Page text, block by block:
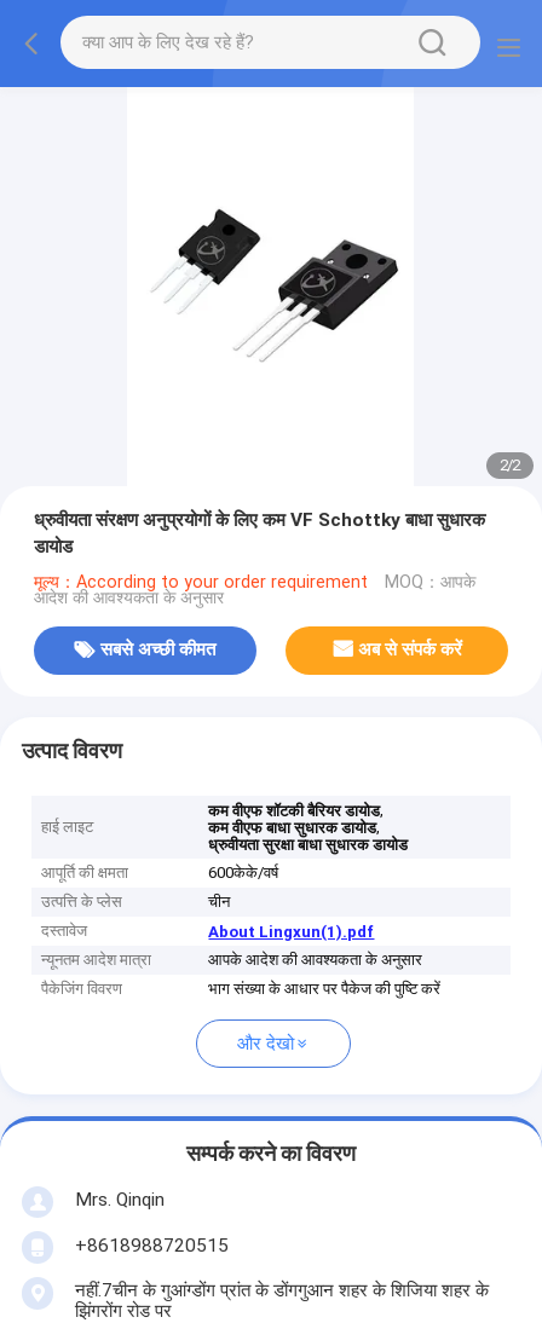
2/2
ध्रुवीयता संरक्षण अनुप्रयोगों के लिए कम VF Schottky बाधा सुधारक
डायोड
मूल्य：According to your order requirement MOQ：आपके
आदेश की आवश्यकता के अनुसार
सबसे अच्छी कीमत अब से संपर्क करें
उत्पाद विवरण
हाई लाइट
कम वीएफ शॉटकी बैरियर डायोड,
कम वीएफ बाधा सुधारक डायोड,
ध्रुवीयता सुरक्षा बाधा सुधारक डायोड
आपूर्ति की क्षमता
600केके/वर्ष
उत्पत्ति के प्लेस
चीन
दस्तावेज
About Lingxun(1).pdf
न्यूनतम आदेश मात्रा
आपके आदेश की आवश्यकता के अनुसार
पैकेजिंग विवरण
भाग संख्या के आधार पर पैकेज की पुष्टि करें
और देखो
सम्पर्क करने का विवरण
Mrs. Qinqin
+8618988720515
नहीं.7चीन के गुआंग्डोंग प्रांत के डोंगगुआन शहर के शिजिया शहर के
झिंगरोंग रोड पर